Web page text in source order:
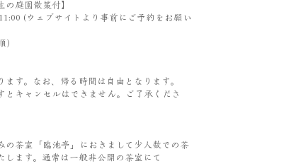
の庭園散策付】
(ウェブサイトより事前にご予約をお願い
）
す。なお、帰る時間は自由となります。
キャンセルはできません。ご了承くださ
の茶室「臨池亭」におきまして少人数での茶
します。通常は一般非公開の茶室にて